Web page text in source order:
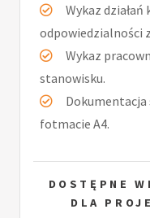
Wykaz
odpowiedzialności
Wykaz
stanowisku.
Dokumentacja
fotmacie A4.
DOSTĘPNE
DLA